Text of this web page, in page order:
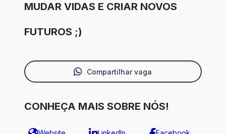
MUDAR VIDAS E CRIAR NOVOS
FUTUROS ;)
Compartilhar vaga
CONHEÇA MAIS SOBRE NÓS!